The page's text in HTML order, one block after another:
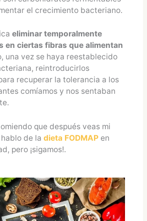
el crecimiento bacteriano.
eliminar temporalmente
en ciertas fibras que alimentan
una vez se haya reestablecido
reintroducirlos
recuperar la tolerancia a los
comíamos y nos sentaban
que después veas mi
de la dieta FODMAPen
pero ¡sigamos!.